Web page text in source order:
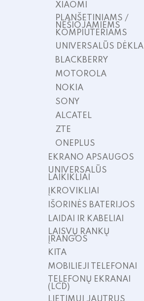
XIAOMI
PLANŠETINIAMS /
NEŠIOJAMIEMS
KOMPIUTERIAMS
UNIVERSALŪS DĖKLAI
BLACKBERRY
MOTOROLA
NOKIA
SONY
ALCATEL
ZTE
ONEPLUS
EKRANO APSAUGOS
UNIVERSALŪS
LAIKIKLIAI
ĮKROVIKLIAI
IŠORINĖS BATERIJOS
LAIDAI IR KABELIAI
LAISVŲ RANKŲ
ĮRANGOS
KITA
MOBILIEJI TELEFONAI
TELEFONŲ EKRANAI
(LCD)